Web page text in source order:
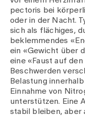
pectoris bei
oder in der Nacht.
sich als flächiges,
beklemmendes
ein «Gewicht über
eine «Faust auf
Beschwerden
Belastung
Einnahme von
unterstützen. Eine
stabil bleiben, aber